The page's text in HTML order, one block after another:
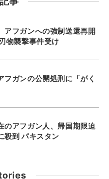
アフガンへの強制送還再開
物襲撃事件受け
フガンの公開処刑に「がく
のアフガン人、帰国期限迫
殺到 パキスタン